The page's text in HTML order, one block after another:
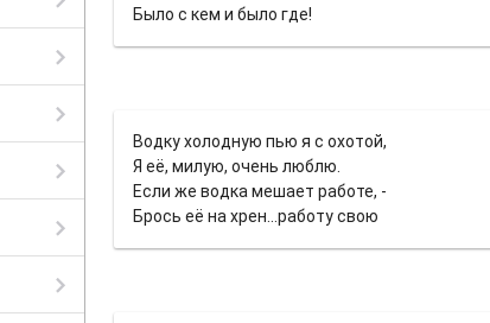
Было с кем и было где!
Водку холодную пью я с охотой,
Я её, милую, очень люблю.
Если же водка мешает работе, -
Брось её на хрен...работу свою